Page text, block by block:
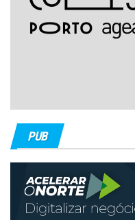
PUB